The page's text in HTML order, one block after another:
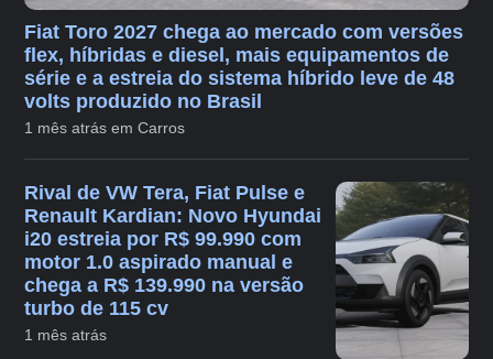
Fiat Toro 2027 chega ao mercado com versões
flex, híbridas e diesel, mais equipamentos de
série e a estreia do sistema híbrido leve de 48
volts produzido no Brasil
1 mês atrás em Carros
Rival de VW Tera, Fiat Pulse e
Renault Kardian: Novo Hyundai
i20 estreia por R$ 99.990 com
motor 1.0 aspirado manual e
chega a R$ 139.990 na versão
turbo de 115 cv
1 mês atrás